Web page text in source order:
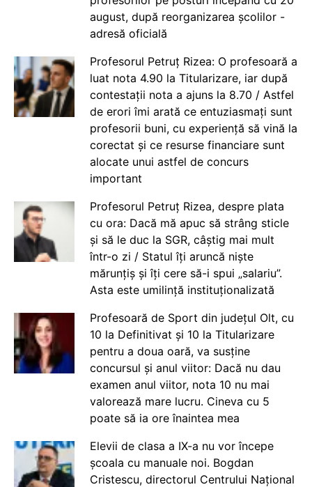
august, după reorganizarea școlilor -
adresă oficială
Profesorul Petruț Rizea: O profesoară a
luat nota 4.90 la Titularizare, iar după
contestații nota a ajuns la 8.70 / Astfel
de erori îmi arată ce entuziasmați sunt
profesorii buni, cu experiență să vină la
corectat și ce resurse financiare sunt
alocate unui astfel de concurs
important
Profesorul Petruț Rizea, despre plata
cu ora: Dacă mă apuc să strâng sticle
și să le duc la SGR, câștig mai mult
într-o zi / Statul îți aruncă niște
mărunțiș și îți cere să-i spui „salariu”.
Asta este umilință instituționalizată
Profesoară de Sport din județul Olt, cu
10 la Definitivat și 10 la Titularizare
pentru a doua oară, va susține
concursul și anul viitor: Dacă nu dau
examen anul viitor, nota 10 nu mai
valorează mare lucru. Cineva cu 5
poate să ia ore înaintea mea
Elevii de clasa a IX-a nu vor începe
școala cu manuale noi. Bogdan
Cristescu, directorul Centrului Național